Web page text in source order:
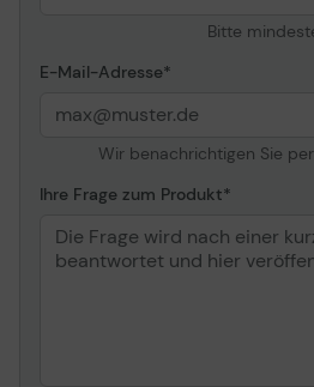
Bitte
E-Mail-Adresse
Wir benachrichtigen Sie
Ihre Frage zum Produkt